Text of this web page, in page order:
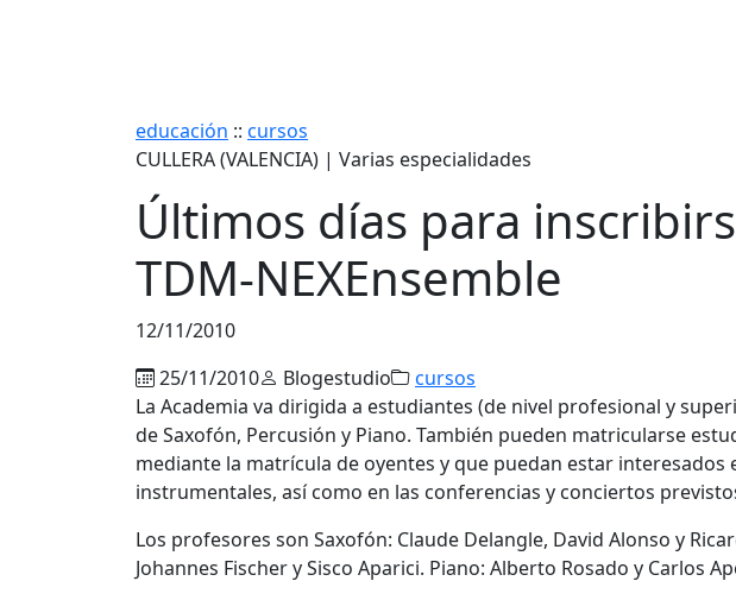
educación :: cursos
CULLERA (VALENCIA) | Varias especialidades
Últimos días para
TDM-NEXEnsemble
12/11/2010
25/11/2010
Blogestudio
cursos
La Academia va dirigida a estudiantes (de nivel profesional y
de Saxofón, Percusión y Piano. También pueden matricularse
mediante la matrícula de oyentes y que puedan estar interesados
instrumentales, así como en las conferencias y conciertos
Los profesores son Saxofón: Claude Delangle, David Alonso y
Johannes Fischer y Sisco Aparici. Piano: Alberto Rosado y Carlos